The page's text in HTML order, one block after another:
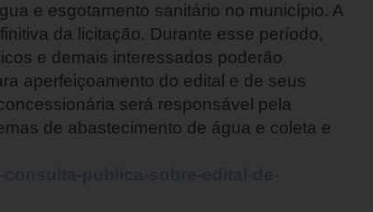
e esgotamento sanitário no município. A
da licitação. Durante esse período,
e demais interessados poderão
aperfeiçoamento do edital e de seus
será responsável pela
de abastecimento de água e coleta e